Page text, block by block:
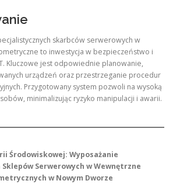
skarbców serwerowych w
to inwestycja w bezpieczeństwo i
Kluczowe jest odpowiednie planowanie,
urządzeń oraz przestrzeganie procedur
Przygotowany system pozwoli na wysoką
minimalizując ryzyko manipulacji i awarii.
Środowiskowej: Wyposażanie
Serwerowych w Wewnętrzne
w Nowym Dworze